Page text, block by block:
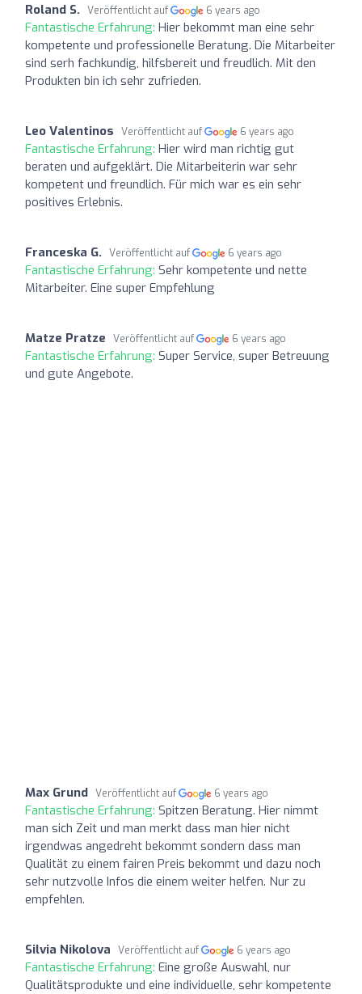
Roland S. Veröffentlicht auf 6 years ago
Fantastische Erfahrung: Hier bekommt man eine sehr
kompetente und professionelle Beratung. Die Mitarbeiter
sind serh fachkundig, hilfsbereit und freudlich. Mit den
Produkten bin ich sehr zufrieden.
Leo Valentinos Veröffentlicht auf 6 years ago
Fantastische Erfahrung: Hier wird man richtig gut
beraten und aufgeklärt. Die Mitarbeiterin war sehr
kompetent und freundlich. Für mich war es ein sehr
positives Erlebnis.
Franceska G. Veröffentlicht auf 6 years ago
Fantastische Erfahrung: Sehr kompetente und nette
Mitarbeiter. Eine super Empfehlung
Matze Pratze Veröffentlicht auf 6 years ago
Fantastische Erfahrung: Super Service, super Betreuung
und gute Angebote.
Max Grund Veröffentlicht auf 6 years ago
Fantastische Erfahrung: Spitzen Beratung. Hier nimmt
man sich Zeit und man merkt dass man hier nicht
irgendwas angedreht bekommt sondern dass man
Qualität zu einem fairen Preis bekommt und dazu noch
sehr nutzvolle Infos die einem weiter helfen. Nur zu
empfehlen.
Silvia Nikolova Veröffentlicht auf 6 years ago
Fantastische Erfahrung: Eine große Auswahl, nur
Qualitätsprodukte und eine individuelle, sehr kompetente